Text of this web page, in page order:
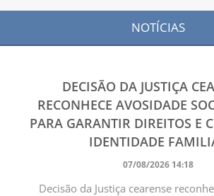
NOTÍCIAS
DECISÃO DA JUSTIÇA
RECONHECE AVOSIDADE
PARA GARANTIR DIREITOS E
IDENTIDADE
07/08/2026 14:18
Decisão da Justiça cearense